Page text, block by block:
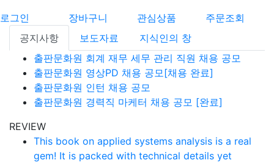
로그인 장바구니 관심상품
주문조회
공지사항
보도자료
지식인의 창
출판문화원 회계 재무 세무 관리 직원 채용 공모
출판문화원 영상PD 채용 공모[채용 완료]
출판문화원 인턴 채용 공모
출판문화원 경력직 마케터 채용 공모 [완료]
REVIEW
This book on applied systems analysis is a real
gem! It is packed with technical details yet